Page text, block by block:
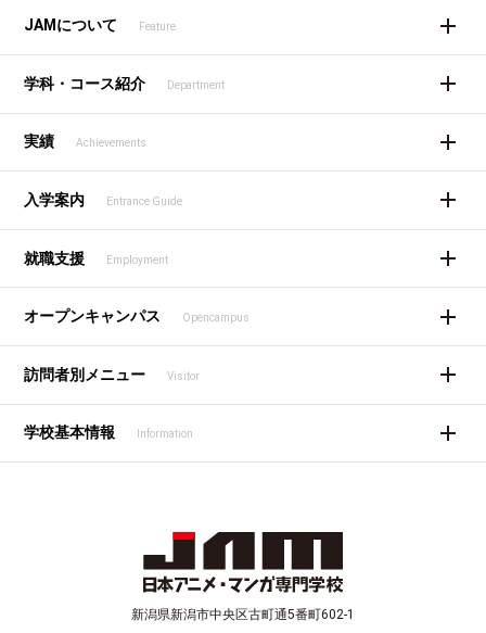
JAMについて Feature
学科・コース紹介 Department
実績 Achievements
入学案内 Entrance Guide
就職支援 Employment
オープンキャンパス Opencampus
訪問者別メニュー Visitor
学校基本情報 Information
新潟県新潟市中央区古町通5番町602-1